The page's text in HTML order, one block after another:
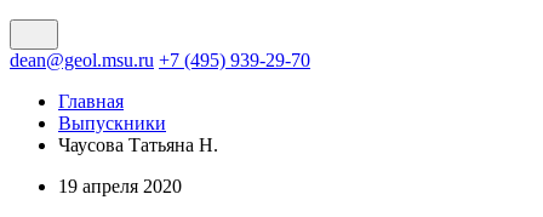
dean@geol.msu.ru +7 (495) 939-29-70
Главная
Выпускники
Чаусова Татьяна Н.
19 апреля 2020